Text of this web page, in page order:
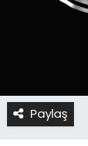
Paylaş